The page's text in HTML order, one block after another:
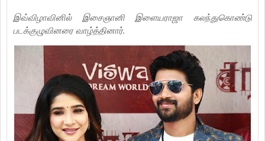
இவ்விழாவினில் இசைஞானி இளையராஜா கலந்துகொண்டு
படக்குழுவினரை வாழ்த்தினார்.